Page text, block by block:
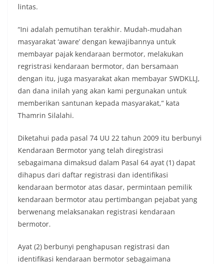
lintas.
“Ini adalah pemutihan terakhir. Mudah-mudahan
masyarakat ‘aware’ dengan kewajibannya untuk
membayar pajak kendaraan bermotor, melakukan
regristrasi kendaraan bermotor, dan bersamaan
dengan itu, juga masyarakat akan membayar SWDKLLJ,
dan dana inilah yang akan kami pergunakan untuk
memberikan santunan kepada masyarakat,” kata
Thamrin Silalahi.
Diketahui pada pasal 74 UU 22 tahun 2009 itu berbunyi
Kendaraan Bermotor yang telah diregistrasi
sebagaimana dimaksud dalam Pasal 64 ayat (1) dapat
dihapus dari daftar registrasi dan identifikasi
kendaraan bermotor atas dasar, permintaan pemilik
kendaraan bermotor atau pertimbangan pejabat yang
berwenang melaksanakan registrasi kendaraan
bermotor.
Ayat (2) berbunyi penghapusan registrasi dan
identifikasi kendaraan bermotor sebagaimana